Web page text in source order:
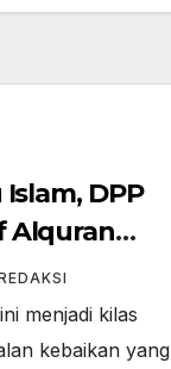
DPP
Alquran
Kulit
menjadi kilas
kebaikan yang